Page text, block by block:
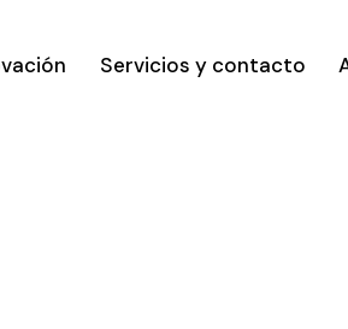
Servicios y contacto